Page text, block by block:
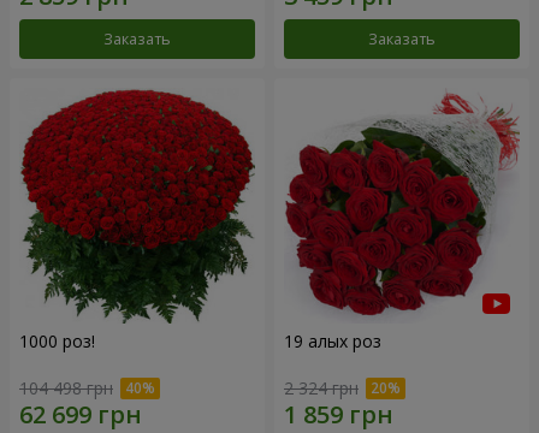
Заказать Заказать
1000 роз!
104 498 грн
19 алых роз
2 324 грн